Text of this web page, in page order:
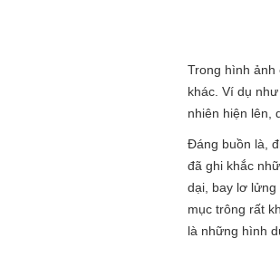
Trong hình ảnh
khác. Ví dụ
nhiên hiện lên,
Đáng buồn là,
đã ghi khắc
dại, bay lơ
mục trông rất
là những hình